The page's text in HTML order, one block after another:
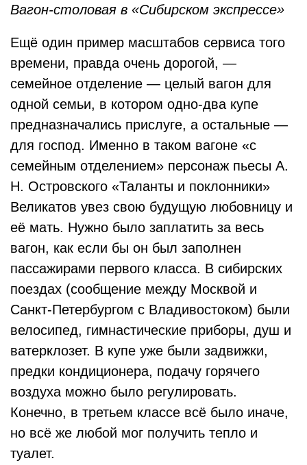
Вагон-столовая в «Сибирском экспрессе»
Ещё один пример масштабов сервиса того
времени, правда очень дорогой, —
семейное отделение — целый вагон для
одной семьи, в котором одно-два купе
предназначались прислуге, а остальные —
для господ. Именно в таком вагоне «с
семейным отделением» персонаж пьесы А.
Н. Островского «Таланты и поклонники»
Великатов увез свою будущую любовницу и
её мать. Нужно было заплатить за весь
вагон, как если бы он был заполнен
пассажирами первого класса. В сибирских
поездах (сообщение между Москвой и
Санкт-Петербургом с Владивостоком) были
велосипед, гимнастические приборы, душ и
ватерклозет. В купе уже были задвижки,
предки кондиционера, подачу горячего
воздуха можно было регулировать.
Конечно, в третьем классе всё было иначе,
но всё же любой мог получить тепло и
туалет.